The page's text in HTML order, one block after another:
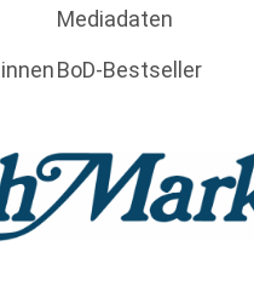
Mediadaten
BoD-Bestseller